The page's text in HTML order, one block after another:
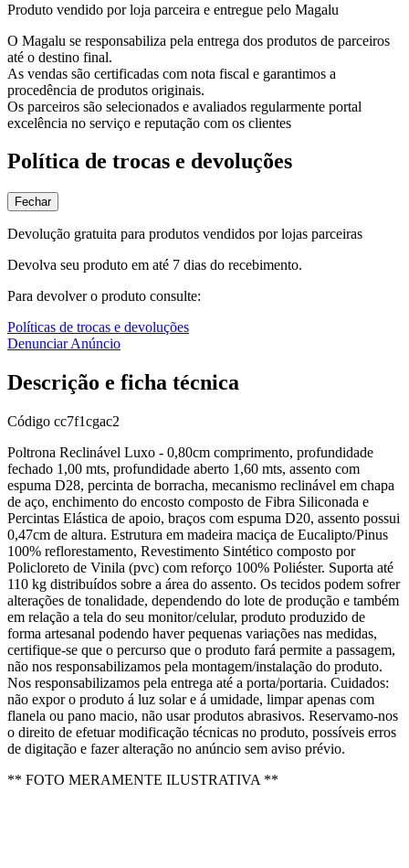
Produto vendido por loja parceira e entregue pelo Magalu
O Magalu se responsabiliza pela entrega dos produtos de parceiros
até o destino final.
As vendas são certificadas com nota fiscal e garantimos a
procedência de produtos originais.
Os parceiros são selecionados e avaliados regularmente portal
excelência no serviço e reputação com os clientes
Política de trocas e devoluções
Fechar
Devolução gratuita para produtos vendidos por lojas parceiras
Devolva seu produto em até 7 dias do recebimento.
Para devolver o produto consulte:
Políticas de trocas e devoluções
Denunciar Anúncio
Descrição e ficha técnica
Código cc7f1cgac2
Poltrona Reclinável Luxo - 0,80cm comprimento, profundidade
fechado 1,00 mts, profundidade aberto 1,60 mts, assento com
espuma D28, percinta de borracha, mecanismo reclinável em chapa
de aço, enchimento do encosto composto de Fibra Siliconada e
Percintas Elástica de apoio, braços com espuma D20, assento possui
0,47cm de altura. Estrutura em madeira maciça de Eucalipto/Pinus
100% reflorestamento, Revestimento Sintético composto por
Policloreto de Vinila (pvc) com reforço 100% Poliéster. Suporta até
110 kg distribuídos sobre a área do assento. Os tecidos podem sofrer
alterações de tonalidade, dependendo do lote de produção e também
em relação a tela do seu monitor/celular, produto produzido de
forma artesanal podendo haver pequenas variações nas medidas,
certifique-se que o percurso que o produto fará permite a passagem,
não nos responsabilizamos pela montagem/instalação do produto.
Nos responsabilizamos pela entrega até a porta/portaria. Cuidados:
não expor o produto á luz solar e á umidade, limpar apenas com
flanela ou pano macio, não usar produtos abrasivos. Reservamo-nos
o direito de efetuar modificação técnicas no produto, possíveis erros
de digitação e fazer alteração no anúncio sem aviso prévio.
** FOTO MERAMENTE ILUSTRATIVA **